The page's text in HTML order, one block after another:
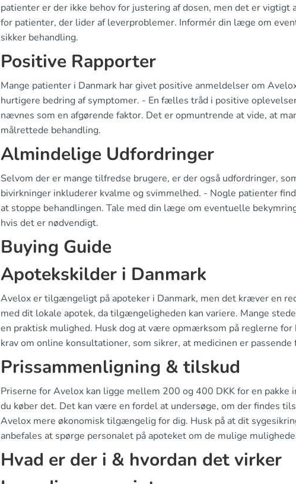
patienter er der ikke behov for justering af dosen, men det er
for patienter, der lider af leverproblemer. Informér din læge om
sikker behandling.
Positive Rapporter
Mange patienter i Danmark har givet positive anmeldelser om
hurtigere bedring af symptomer. - En fælles tråd i positive
nævnes som en afgørende faktor. Det er opmuntrende at vide, at
målrettede behandling.
Almindelige Udfordringer
Selvom der er mange tilfredse brugere, er der også udfordringer,
bivirkninger inkluderer kvalme og svimmelhed. - Nogle patienter
at stoppe behandlingen. Tale med din læge om eventuelle
hvis det er nødvendigt.
Buying Guide
Apotekskilder i Danmark
Avelox er tilgængeligt på apoteker i Danmark, men det kræver en
med dit lokale apotek, da tilgængeligheden kan variere. Mange
en praktisk mulighed. Husk dog at være opmærksom på reglerne
krav om online konsultationer, som sikrer, at medicinen er passende
Prissammenligning & tilskud
Priserne for Avelox kan ligge mellem 200 og 400 DKK for en
du køber det. Det kan være en fordel at undersøge, om der findes
Avelox mere økonomisk tilgængelig for dig. Husk på at dit
anbefales at spørge personalet på apoteket om de mulige
Hvad er der i & hvordan det virker